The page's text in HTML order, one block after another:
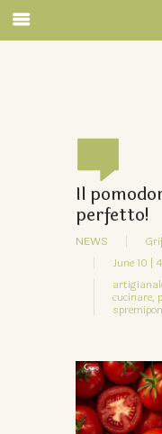
Il
perfetto!
NEWS
June 10 |
cucinare,